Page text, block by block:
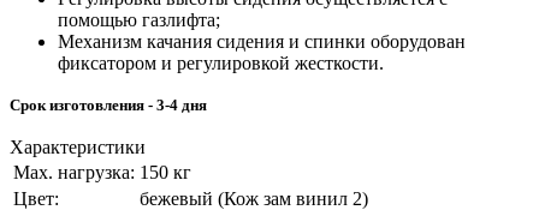
помощью газлифта;
Механизм качания сидения и спинки оборудован
фиксатором и регулировкой жесткости.
Срок изготовления - 3-4 дня
Характеристики
Мах. нагрузка: 150 кг
Цвет:
бежевый (Кож зам винил 2)